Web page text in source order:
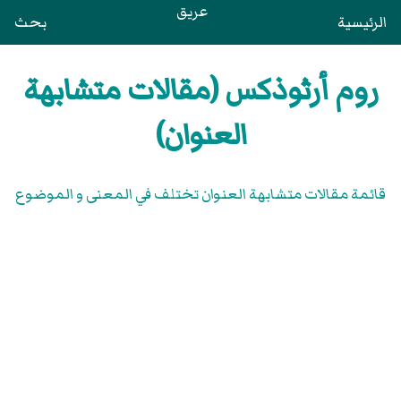
الرئيسية عريق بحث
روم أرثوذكس (مقالات متشابهة
العنوان)
قائمة مقالات متشابهة العنوان تختلف في المعنى و الموضوع